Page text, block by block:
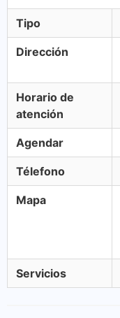
Tipo
Dirección
Horario de
atención
Agendar
Télefono
Mapa
Servicios